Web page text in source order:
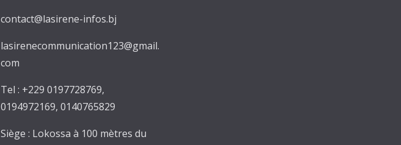
contact@lasirene-infos.bj
lasirenecommunication123@gmail.
com
Tel : +229 0197728769,
0194972169, 0140765829
Siège : Lokossa à 100 mètres du